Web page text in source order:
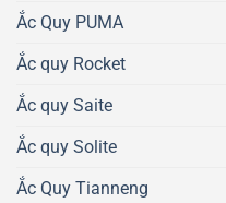
Ắc Quy PUMA
Ắc quy Rocket
Ắc quy Saite
Ắc quy Solite
Ắc Quy Tianneng